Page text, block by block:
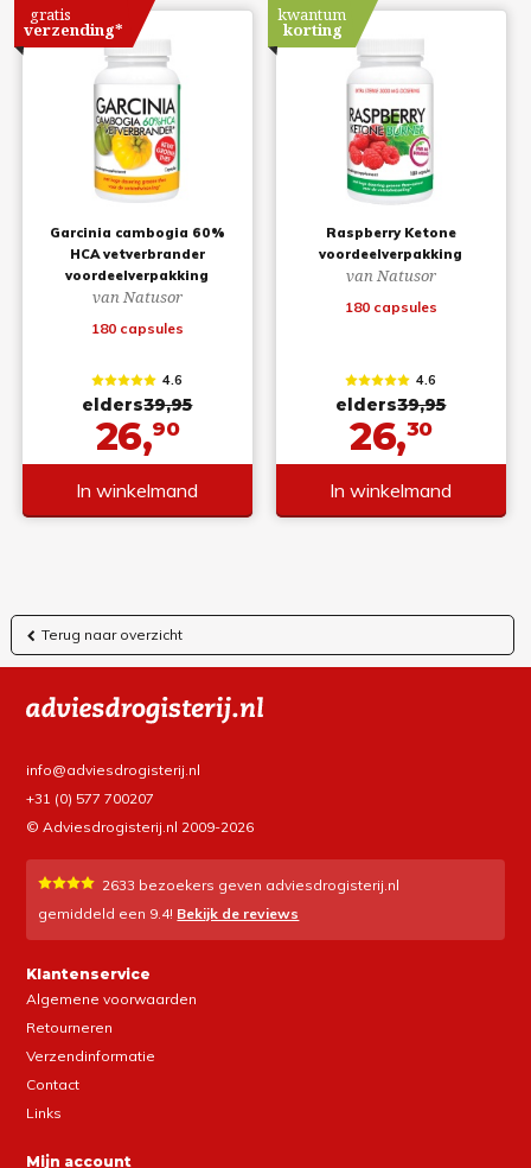
Garcinia cambogia 60%
HCA vetverbrander
voordeelverpakking
van Natusor
180 capsules
gratis
verzending*
4.6
elders39,95
26,90
In winkelmand
Raspberry Ketone
voordeelverpakking
van Natusor
180 capsules
kwantum
korting
4.6
elders39,95
26,30
In winkelmand
Terug naar overzicht
info@adviesdrogisterij.nl
+31 (0) 577 700207
© Adviesdrogisterij.nl 2009-2026
2633 bezoekers geven adviesdrogisterij.nl
gemiddeld een 9.4! Bekijk de reviews
Klantenservice
Algemene voorwaarden
Retourneren
Verzendinformatie
Contact
Links
Mijn account